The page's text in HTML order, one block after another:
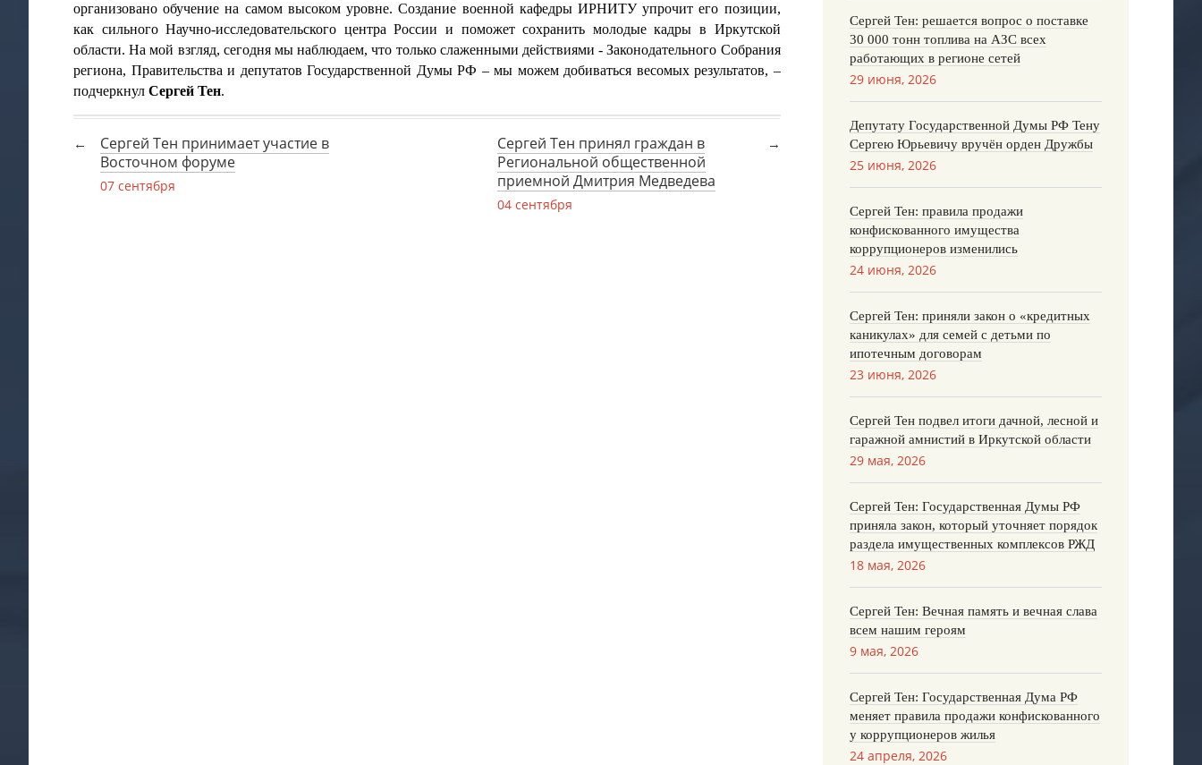
организовано обучение на самом высоком уровне. Создание военной кафедры ИРНИТУ упрочит его позиции,
как сильного Научно-исследовательского центра России и поможет сохранить молодые кадры в Иркутской
области. На мой взгляд, сегодня мы наблюдаем, что только слаженными действиями - Законодательного Собрания
региона, Правительства и депутатов Государственной Думы РФ – мы можем добиваться весомых результатов, –
подчеркнул Сергей Тен.
Сергей Тен принимает участие в
Восточном форуме
07 сентября
Сергей Тен принял граждан в
Региональной общественной
приемной Дмитрия Медведева
04 сентября
Сергей Тен: решается вопрос о поставке
30 000 тонн топлива на АЗС всех
работающих в регионе сетей
29 июня, 2026
Депутату Государственной Думы РФ Тену
Сергею Юрьевичу вручён орден Дружбы
25 июня, 2026
Сергей Тен: правила продажи
конфискованного имущества
коррупционеров изменились
24 июня, 2026
Сергей Тен: приняли закон о «кредитных
каникулах» для семей с детьми по
ипотечным договорам
23 июня, 2026
Сергей Тен подвел итоги дачной, лесной и
гаражной амнистий в Иркутской области
29 мая, 2026
Сергей Тен: Государственная Думы РФ
приняла закон, который уточняет порядок
раздела имущественных комплексов РЖД
18 мая, 2026
Сергей Тен: Вечная память и вечная слава
всем нашим героям
9 мая, 2026
Сергей Тен: Государственная Дума РФ
меняет правила продажи конфискованного
у коррупционеров жилья
24 апреля, 2026